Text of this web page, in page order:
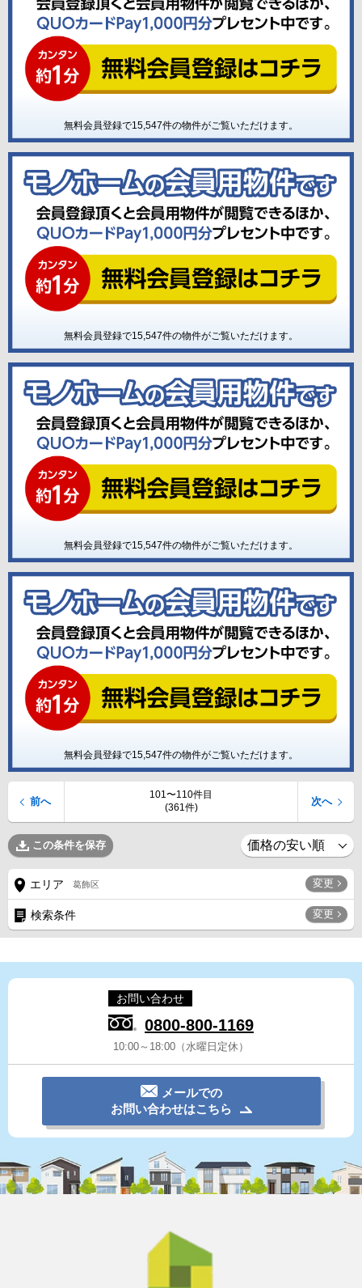
無料会員登録で15,547件の物件がご覧いただけます。
無料会員登録で15,547件の物件がご覧いただけます。
無料会員登録で15,547件の物件がご覧いただけます。
無料会員登録で15,547件の物件がご覧いただけます。
101〜110件目
(361件)
前へ 次へ
この条件を保存
エリア 葛飾区 変更
検索条件 変更
お問い合わせ
0800-800-1169
10:00～18:00（水曜日定休）
メールでの
お問い合わせはこちら